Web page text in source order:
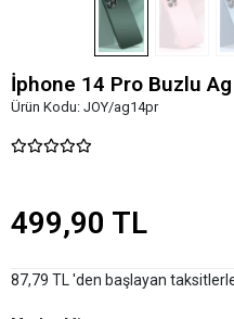
İphone 14 Pro Buzlu Ag
Ürün Kodu: JOY/ag14pr
499,90 TL
87,79 TL 'den başlayan